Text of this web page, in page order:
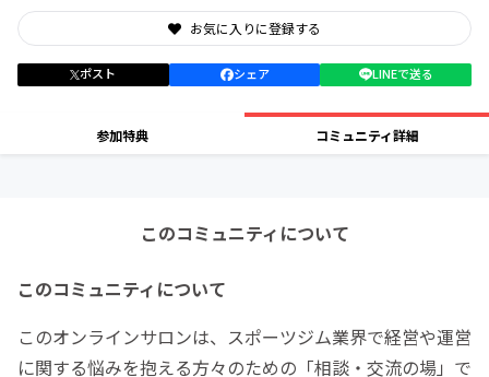
お気に入りに登録する
ポスト シェア LINEで送る
参加特典 コミュニティ詳細
このコミュニティについて
このコミュニティについて
このオンラインサロンは、スポーツジム業界で経営や運営
に関する悩みを抱える方々のための「相談・交流の場」で